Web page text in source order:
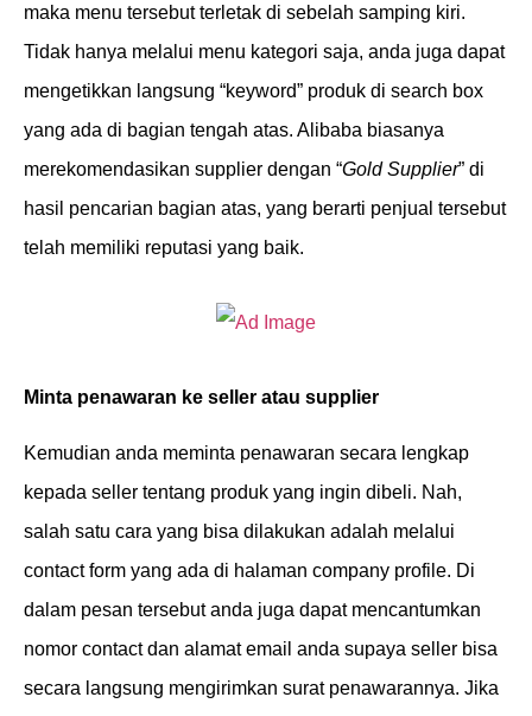
maka menu tersebut terletak di sebelah samping kiri.
Tidak hanya melalui menu kategori saja, anda juga dapat
mengetikkan langsung “keyword” produk di search box
yang ada di bagian tengah atas. Alibaba biasanya
merekomendasikan supplier dengan “Gold Supplier” di
hasil pencarian bagian atas, yang berarti penjual tersebut
telah memiliki reputasi yang baik.
Minta penawaran ke seller atau supplier
Kemudian anda meminta penawaran secara lengkap
kepada seller tentang produk yang ingin dibeli. Nah,
salah satu cara yang bisa dilakukan adalah melalui
contact form yang ada di halaman company profile. Di
dalam pesan tersebut anda juga dapat mencantumkan
nomor contact dan alamat email anda supaya seller bisa
secara langsung mengirimkan surat penawarannya. Jika